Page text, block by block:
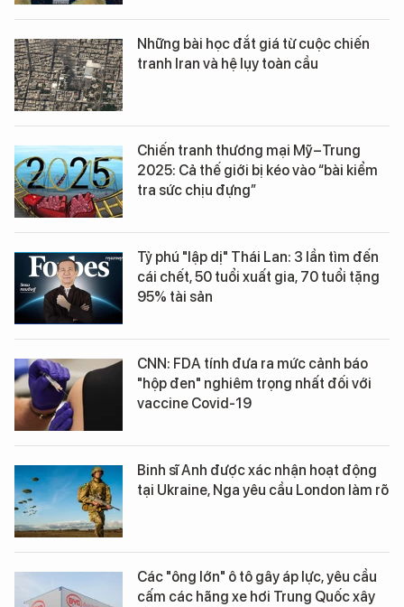
Những bài học đắt giá từ cuộc chiến
tranh Iran và hệ lụy toàn cầu
Chiến tranh thương mại Mỹ–Trung
2025: Cả thế giới bị kéo vào “bài kiểm
tra sức chịu đựng”
Tỷ phú "lập dị" Thái Lan: 3 lần tìm đến
cái chết, 50 tuổi xuất gia, 70 tuổi tặng
95% tài sản
CNN: FDA tính đưa ra mức cảnh báo
"hộp đen" nghiêm trọng nhất đối với
vaccine Covid-19
Binh sĩ Anh được xác nhận hoạt động
tại Ukraine, Nga yêu cầu London làm rõ
Các "ông lớn" ô tô gây áp lực, yêu cầu
cấm các hãng xe hơi Trung Quốc xây